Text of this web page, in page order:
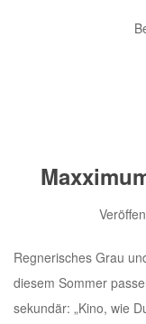
Regnerisches Grau
diesem Sommer
sekundär: „Kino, wie